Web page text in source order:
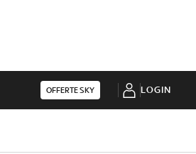
OFFERTE SKY LOGIN